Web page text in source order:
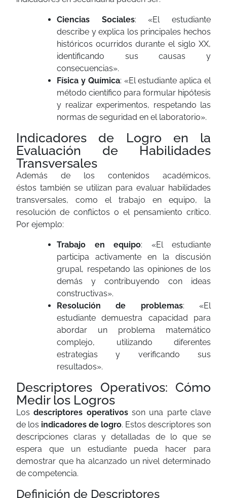
Ciencias Sociales: «El estudiante
describe y explica los principales hechos
históricos ocurridos durante el siglo XX,
identificando sus causas y
consecuencias».
Física y Química: «El estudiante aplica el
método científico para formular hipótesis
y realizar experimentos, respetando las
normas de seguridad en el laboratorio».
Indicadores de Logro en la
Evaluación de Habilidades
Transversales
Además de los contenidos académicos,
éstos también se utilizan para evaluar habilidades
transversales, como el trabajo en equipo, la
resolución de conflictos o el pensamiento crítico.
Por ejemplo:
Trabajo en equipo: «El estudiante
participa activamente en la discusión
grupal, respetando las opiniones de los
demás y contribuyendo con ideas
constructivas».
Resolución de problemas: «El
estudiante demuestra capacidad para
abordar un problema matemático
complejo, utilizando diferentes
estrategias y verificando sus
resultados».
Descriptores Operativos: Cómo
Medir los Logros
Losdescriptores operativosson una parte clave
de los indicadores de logro. Estos descriptores son
descripciones claras y detalladas de lo que se
espera que un estudiante pueda hacer para
demostrar que ha alcanzado un nivel determinado
de competencia.
Definición de Descriptores